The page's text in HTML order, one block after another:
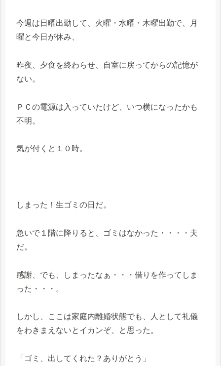
今週は日曜出勤して、火曜・水曜・木曜出勤で、月
曜と今日が休み、
昨夜、夕食を終わらせ、自室に戻ってからの記憶が
ない。
ＰＣの電源は入っていたけど、いつ横になったかも
不明。
気が付くと１０時。
しまった！生ゴミの日だ。
急いで１階に降りると、ゴミはなかった・・・・夫
だ。
感謝、でも、しまったなぁ・・・借りを作ってしま
った・・・。
しかし、ここは家庭内離婚状態でも、人として礼儀
をわきまえないとイカンぞ、と思った。
「ゴミ、出してくれた？ありがとう」